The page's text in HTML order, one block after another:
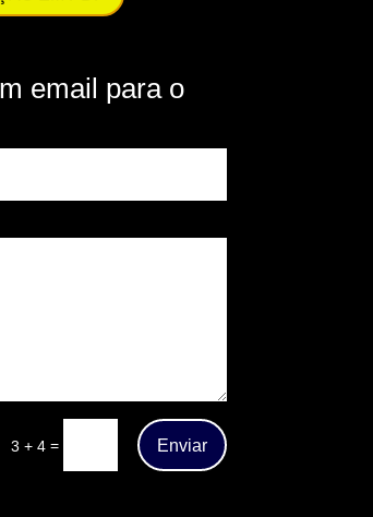
email para o
3 + 4= Enviar